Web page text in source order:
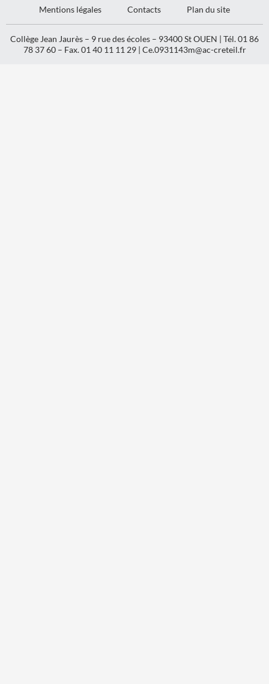
Mentions légales Contacts Plan du site
Collège Jean Jaurès – 9 rue des écoles – 93400 St OUEN | Tél. 01 86
78 37 60 – Fax. 01 40 11 11 29 | Ce.0931143m@ac-creteil.fr